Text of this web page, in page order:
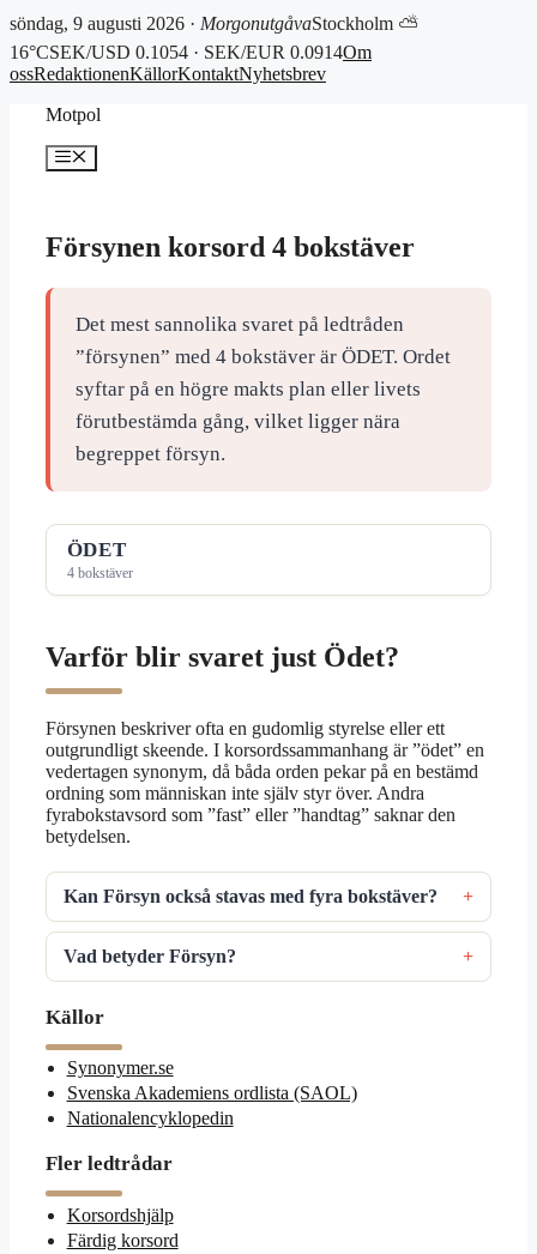
söndag, 9 augusti 2026 · MorgonutgåvaStockholm ⛅
16°CSEK/USD 0.1054 · SEK/EUR 0.0914Om
ossRedaktionenKällorKontaktNyhetsbrev
Motpol
Meny
Försynen korsord 4 bokstäver
Det mest sannolika svaret på ledtråden
”försynen” med 4 bokstäver är ÖDET. Ordet
syftar på en högre makts plan eller livets
förutbestämda gång, vilket ligger nära
begreppet försyn.
ÖDET
4 bokstäver
Varför blir svaret just Ödet?
Försynen beskriver ofta en gudomlig styrelse eller ett
outgrundligt skeende. I korsordssammanhang är ”ödet” en
vedertagen synonym, då båda orden pekar på en bestämd
ordning som människan inte själv styr över. Andra
fyrabokstavsord som ”fast” eller ”handtag” saknar den
betydelsen.
Kan Försyn också stavas med fyra bokstäver?
Vad betyder Försyn?
Källor
Synonymer.se
Svenska Akademiens ordlista (SAOL)
Nationalencyklopedin
Fler ledtrådar
Korsordshjälp
Färdig korsord